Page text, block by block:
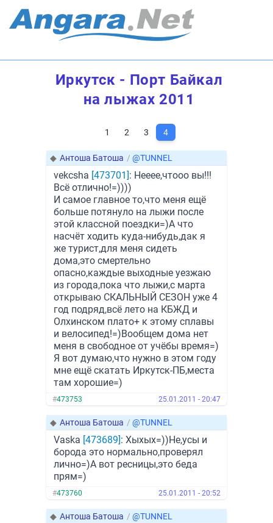
Иркутск - Порт Байкал
на лыжах 2011
1 2 3 4
◆ Антоша Батоша / @TUNNEL
vekcsha [473701]: Нееее,чтооо вы!!!
Всё отлично!=))))
И самое главное то,что меня ещё
больше потянуло на лыжи после
этой классной поездки=)А что
насчёт ходить куда-нибудь,дак я
же турист,для меня сидеть
дома,это смертельно
опасно,каждые выходные уезжаю
из города,пока что лыжи,с марта
открываю СКАЛЬНЫЙ СЕЗОН уже 4
год подряд,всё лето на КБЖД и
Олхинском плато+ к этому сплавы
и велосипед!=)Вообщем дома нет
меня в свободное от учёбы время=)
Я вот думаю,что нужно в этом году
мне ещё скатать Иркутск-ПБ,места
там хорошие=)
#473753 25.01.2011 - 20:47
◆ Антоша Батоша / @TUNNEL
Vaska [473689]: Хыхых=))Не,усы и
борода это нормально,проверял
лично=)А вот ресницы,это беда
прям=)
#473760 25.01.2011 - 20:52
◆ Антоша Батоша / @TUNNEL